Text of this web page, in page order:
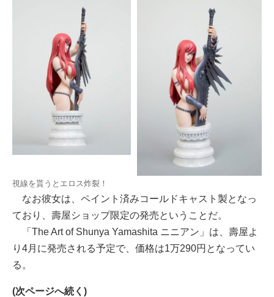
視線を貰うとエロス炸裂！
なお彼女は、ペイント済みコールドキャスト製となっ
ており、壽屋ショップ限定の発売ということだ。
「The Art of Shunya Yamashita ニニアン」は、壽屋よ
り4月に発売される予定で、価格は1万290円となってい
る。
(次ページへ続く)